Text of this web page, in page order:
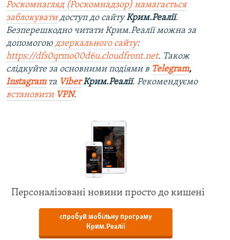
Роскомнагляд (Роскомнадзор) намагається
заблокуватидоступ до сайтуКрим.Реалії.
Безперешкодно читати Крим.Реалії можна за
допомогою дзеркального сайту:
https://dfs0qrmo00d6u.cloudfront.net. Також
слідкуйте за основними подіями в Telegram,
Instagramта ViberКрим.Реалії. Рекомендуємо
встановити VPN.
Персоналізовані новини просто до кишені
спробуй мобільну програму
Крим.Реалії